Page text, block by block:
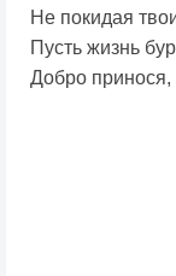
Не покидая
Пусть жизнь
Добро принося,